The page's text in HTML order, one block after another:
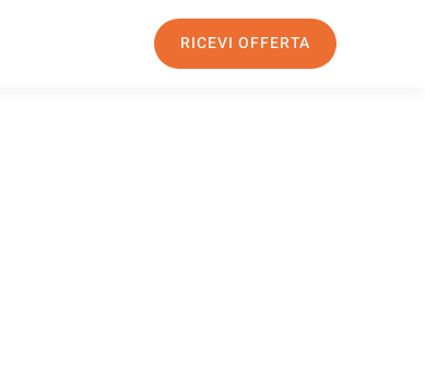
RICEVI OFFERTA